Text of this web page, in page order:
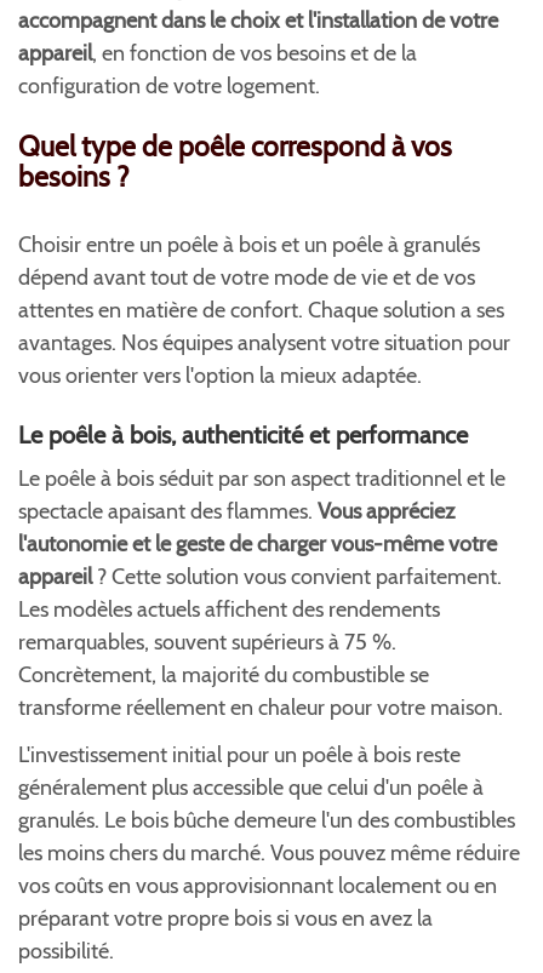
accompagnent dans le choix et l'installation de votre
appareil, en fonction de vos besoins et de la
configuration de votre logement.
Quel type de poêle correspond à vos
besoins ?
Choisir entre un poêle à bois et un poêle à granulés
dépend avant tout de votre mode de vie et de vos
attentes en matière de confort. Chaque solution a ses
avantages. Nos équipes analysent votre situation pour
vous orienter vers l'option la mieux adaptée.
Le poêle à bois, authenticité et performance
Le poêle à bois séduit par son aspect traditionnel et le
spectacle apaisant des flammes. Vous appréciez
l'autonomie et le geste de charger vous-même votre
appareil? Cette solution vous convient parfaitement.
Les modèles actuels affichent des rendements
remarquables, souvent supérieurs à 75 %.
Concrètement, la majorité du combustible se
transforme réellement en chaleur pour votre maison.
L'investissement initial pour un poêle à bois reste
généralement plus accessible que celui d'un poêle à
granulés. Le bois bûche demeure l'un des combustibles
les moins chers du marché. Vous pouvez même réduire
vos coûts en vous approvisionnant localement ou en
préparant votre propre bois si vous en avez la
possibilité.